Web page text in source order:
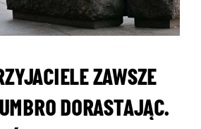
ZAWSZE
DORASTAJĄC.